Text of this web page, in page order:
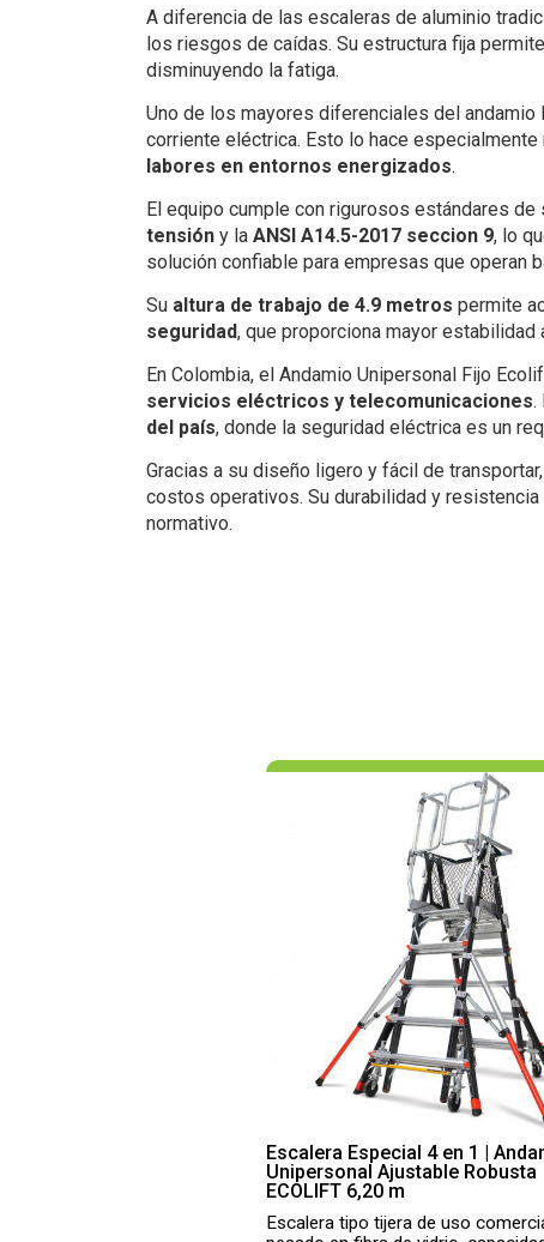
A diferencia de las escaleras de aluminio
los riesgos de caídas. Su estructura fija
disminuyendo la fatiga.
Uno de los mayores diferenciales del
corriente eléctrica. Esto lo hace especialmente
labores en entornos energizados.
El equipo cumple con rigurosos estándares de
tensión y la ANSI A14.5-2017 seccion 9, lo
solución confiable para empresas que operan
Su altura de trabajo de 4.9 metros permite
seguridad, que proporciona mayor
En Colombia, el Andamio Unipersonal Fijo
servicios eléctricos y telecomunicaciones.
del país, donde la seguridad eléctrica es un
Gracias a su diseño ligero y fácil de
costos operativos. Su durabilidad y
normativo.
Escalera Especial 4 en 1 |
Unipersonal Ajustable Robusta
ECOLIFT 6,20 m
Escalera tipo tijera de uso